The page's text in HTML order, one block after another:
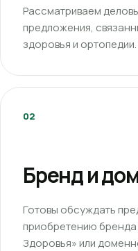
Рассматриваем
предложения,
здоровья и ортопедии.
02
Бренд и
Готовы обсуждать
приобретению
Здоровья» или